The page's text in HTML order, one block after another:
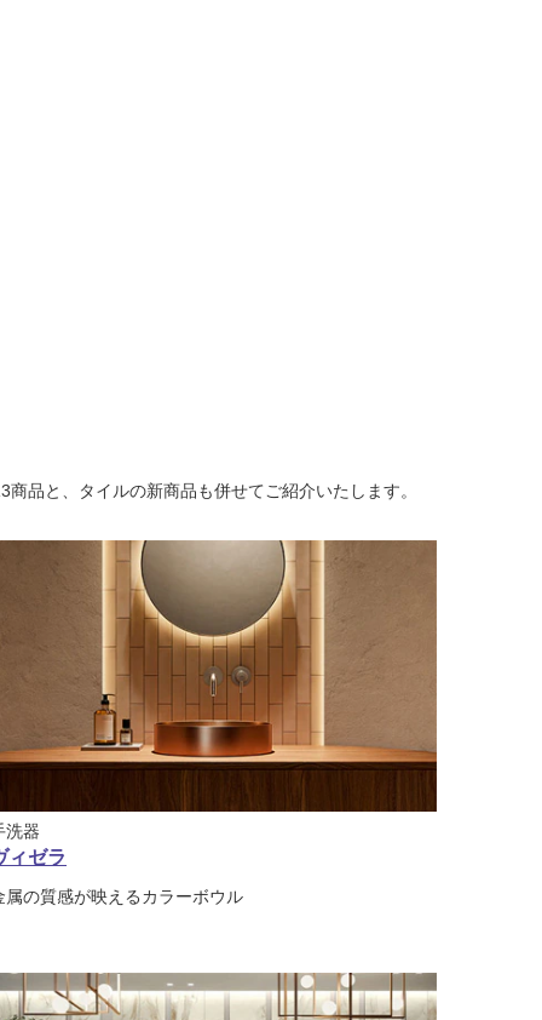
品と、タイルの新商品も併せてご紹介いたします。
洗器
ィゼラ
属の質感が映えるカラーボウル